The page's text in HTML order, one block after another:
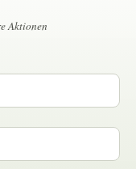
Aktionen